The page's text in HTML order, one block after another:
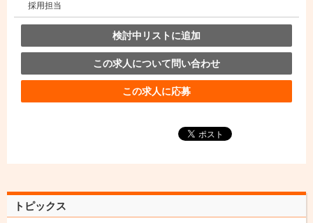
採用担当
検討中リストに追加
この求人について問い合わせ
この求人に応募
トピックス